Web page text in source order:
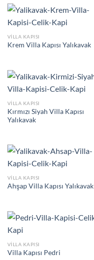
VILLA KAPISI
Krem Villa Kapısı Yalıkavak
VILLA KAPISI
Kırmızı Siyah Villa Kapısı
Yalıkavak
VILLA KAPISI
Ahşap Villa Kapısı Yalıkavak
VILLA KAPISI
Villa Kapısı Pedri